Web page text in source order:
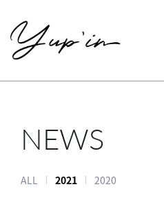
NEWS
ALL 2021 2020